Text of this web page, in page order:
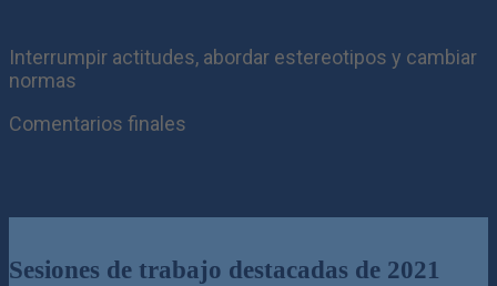
Interrumpir actitudes, abordar estereotipos y cambiar
normas
Comentarios finales
Sesiones de trabajo destacadas de 2021